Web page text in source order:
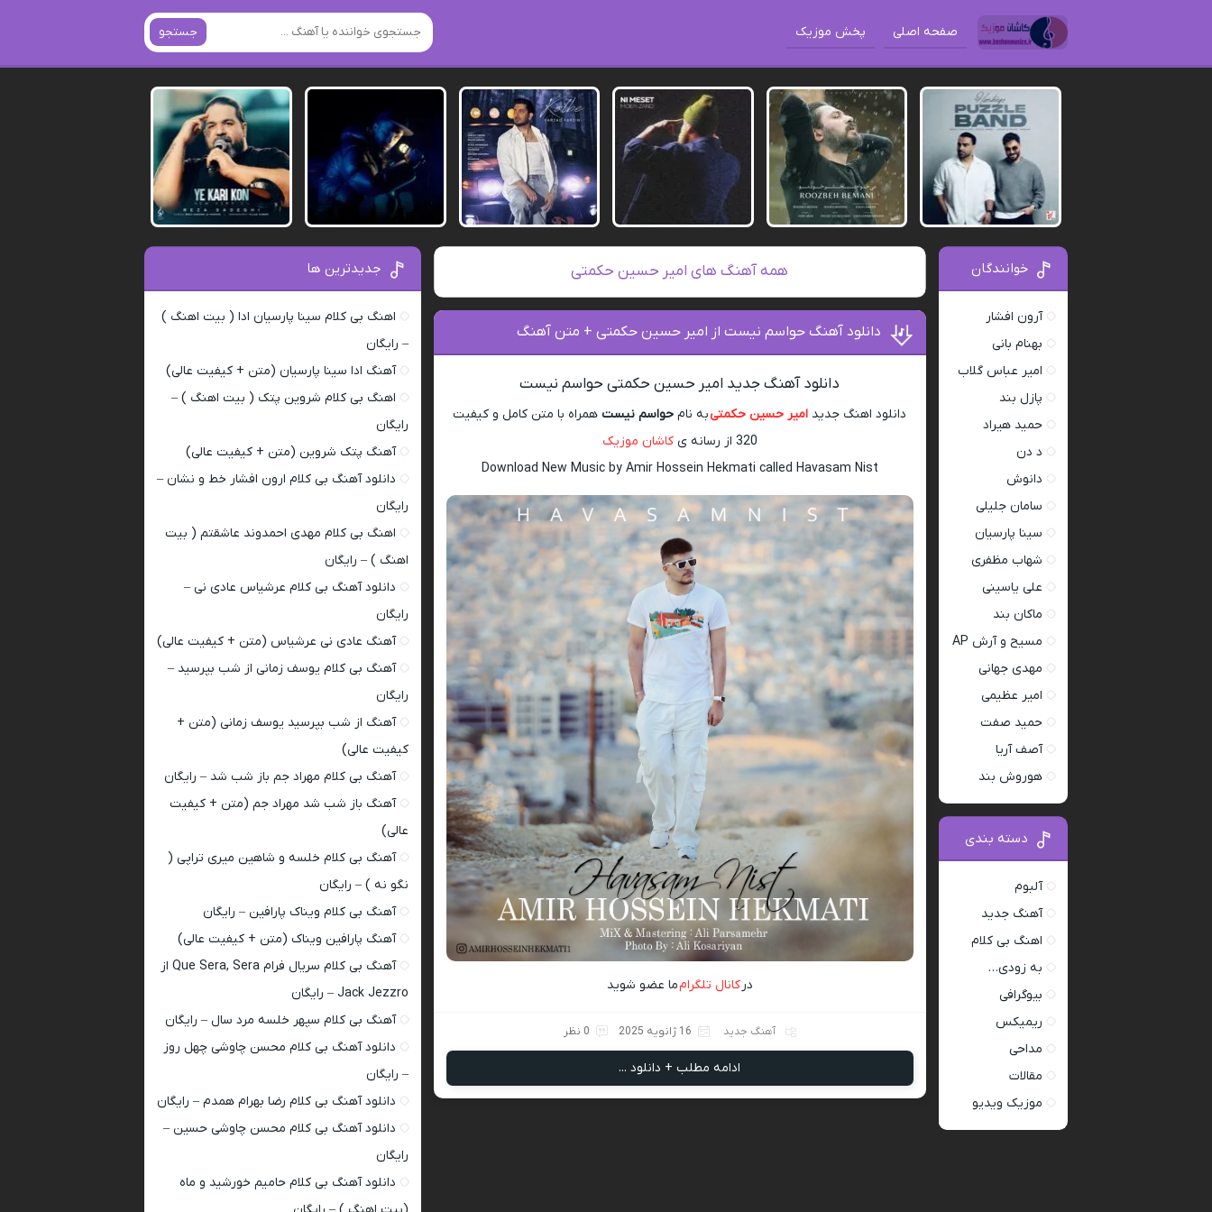
صفحه اصلی پخش موزیک جستجو
همه آهنگ های امیر حسین حکمتی
دانلود آهنگ حواسم نیست از امیر حسین حکمتی + متن آهنگ
دانلود آهنگ جدید امیر حسین حکمتی حواسم نیست
دانلود اهنگ جدید امیر حسین حکمتیبه نام حواسم نیستهمراه با متن کامل و کیفیت
320 از رسانه ی
کاشان موزیک
Download New Music by Amir Hossein Hekmati called Havasam Nist
درکانال تلگرامما عضو شوید
آهنگ جدید 16 ژانویه 2025 0 نظر
ادامه مطلب + دانلود ...
خوانندگان
آرون افشار
بهنام بانی
امیر عباس گلاب
پازل بند
حمید هیراد
د دن
دانوش
سامان جلیلی
سینا پارسیان
شهاب مظفری
علی یاسینی
ماکان بند
مسیح و آرش AP
مهدی جهانی
امیر عظیمی
حمید صفت
آصف آریا
هوروش بند
دسته بندی
آلبوم
آهنگ جدید
اهنگ بی کلام
به زودی…
بیوگرافی
ریمیکس
مداحی
مقالات
موزیک ویدیو
جدیدترین ها
اهنگ بی کلام سینا پارسیان ادا ( بیت اهنگ )
– رایگان
آهنگ ادا سینا پارسیان (متن + کیفیت عالی)
اهنگ بی کلام شروین پتک ( بیت اهنگ ) –
رایگان
آهنگ پتک شروین (متن + کیفیت عالی)
دانلود آهنگ بی کلام ارون افشار خط و نشان –
رایگان
اهنگ بی کلام مهدی احمدوند عاشقتم ( بیت
اهنگ ) – رایگان
دانلود آهنگ بی کلام عرشیاس عادی نی –
رایگان
آهنگ عادی نی عرشیاس (متن + کیفیت عالی)
آهنگ بی کلام یوسف زمانی از شب بپرسید –
رایگان
آهنگ از شب بپرسید یوسف زمانی (متن +
کیفیت عالی)
آهنگ بی کلام مهراد جم باز شب شد – رایگان
آهنگ باز شب شد مهراد جم (متن + کیفیت
عالی)
آهنگ بی کلام خلسه و شاهین میری تراپی (
نگو نه ) – رایگان
آهنگ بی کلام ویناک پارافین – رایگان
آهنگ پارافین ویناک (متن + کیفیت عالی)
آهنگ بی کلام سریال فرام Que Sera, Sera از
Jack Jezzro – رایگان
آهنگ بی کلام سپهر خلسه مرد سال – رایگان
دانلود آهنگ بی کلام محسن چاوشی چهل روز
– رایگان
دانلود آهنگ بی کلام رضا بهرام همدم – رایگان
دانلود آهنگ بی کلام محسن چاوشی حسین –
رایگان
دانلود آهنگ بی کلام حامیم خورشید و ماه